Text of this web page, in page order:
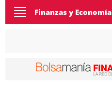
Toggle
navigation
Finanzas y Economía